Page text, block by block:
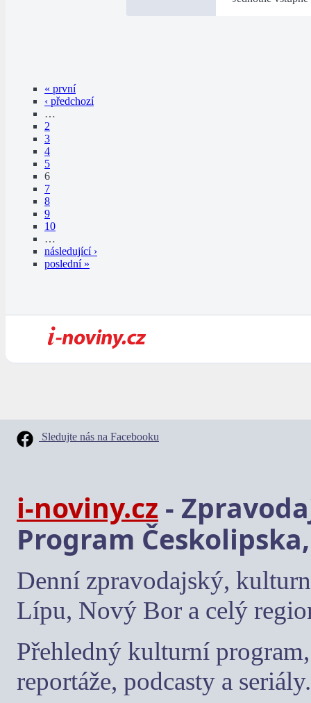
« první
‹ předchozí
…
2
3
4
5
6
7
8
9
10
…
následující ›
poslední »
Sledujte nás na Facebooku
i-noviny.cz -
Program
Denní zpravodajský,
Lípu, Nový Bor a celý
Přehledný kulturní
reportáže, podcasty a seriály.